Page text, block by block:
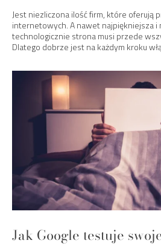
Jest niezliczona ilość firm, które oferują
internetowych. A nawet najpiękniejsza
technologicznie strona musi przede
Dlatego dobrze jest na każdym kroku
Jak Google testuje